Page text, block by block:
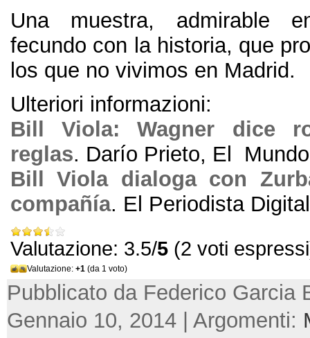
Una muestra, admirable
fecundo con la historia, que
los que no vivimos en Madrid.
Ulteriori informazioni:
Bill Viola:Wagner dice
reglas. Darío Prieto, El Mundo
Bill Viola dialoga con
compañía. El Periodista Digital
Valutazione: 3.5/5 (2 voti
Valutazione: +1 (da 1 voto)
Pubblicato da Federico Garcia
Gennaio 10, 2014 | Argomenti: